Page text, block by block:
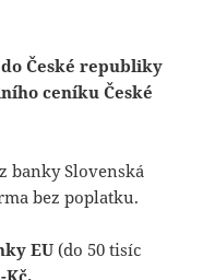
České republiky
ceníku České
z banky Slovenská
bez poplatku.
EU (do 50 tisíc
Kč.